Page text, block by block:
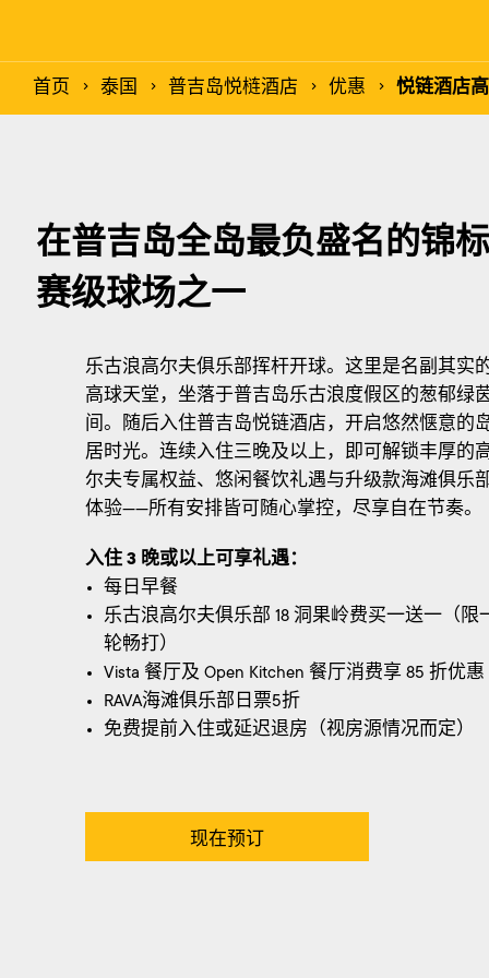
首页 泰国 普吉岛悦梿酒店 优惠 悦链酒店
在普吉岛全岛最负盛名的锦标
赛级球场之一
乐古浪高尔夫俱乐部挥杆开球。这里是名副其实
高球天堂，坐落于普吉岛乐古浪度假区的葱郁绿
间。随后入住普吉岛悦链酒店，开启悠然惬意的
居时光。连续入住三晚及以上，即可解锁丰厚的
尔夫专属权益、悠闲餐饮礼遇与升级款海滩俱乐
体验——所有安排皆可随心掌控，尽享自在节奏。
入住 3 晚或以上可享礼遇：
每日早餐
乐古浪高尔夫俱乐部 18 洞果岭费买一送一（限
轮畅打）
Vista 餐厅及 Open Kitchen 餐厅消费享 85 折优惠
RAVA海滩俱乐部日票5折
免费提前入住或延迟退房（视房源情况而定）
现在预订